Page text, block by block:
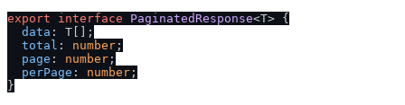
export
interface PaginatedResponse<T> {
data : T[];
total : number ;
page : number ;
perPage : number ;
}